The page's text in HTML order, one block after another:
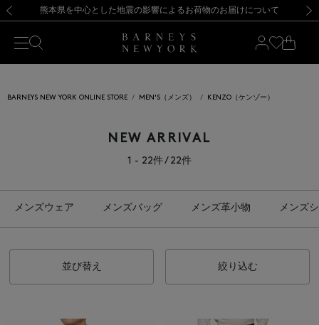
新規登録のお客様も対象！＜MY BARNEYS＞会員のお客様は11,000円（税込）以上のお買上げで常時送料無料！お買い物の際は会員登録を！
【夏季休業に伴う返品・交換承り一時停止のお知らせ】（2026.8.5）
熊本県を中心とした地震の影響によるお荷物のお届けについて
【開催中】SUMMER SALEのご案内・ご注意事項 新規登録のお客様も対象！＜MY BARNEYS＞会員のお客様は11,000円（税込）以上のお買上げで常時送料無料！お買い物の際は会員登録を！
【夏季休業に伴う返品・交換承り一時停止のお知らせ】（2026.8.5）
BARNEYS NEW YORK ONLINE STORE MEN'S（メンズ） KENZO（ケンゾー）
NEW ARRIVAL
1 - 22件 / 22件
メンズウェア メンズバッグ メンズ革小物 メンズ
並び替え 絞り込む